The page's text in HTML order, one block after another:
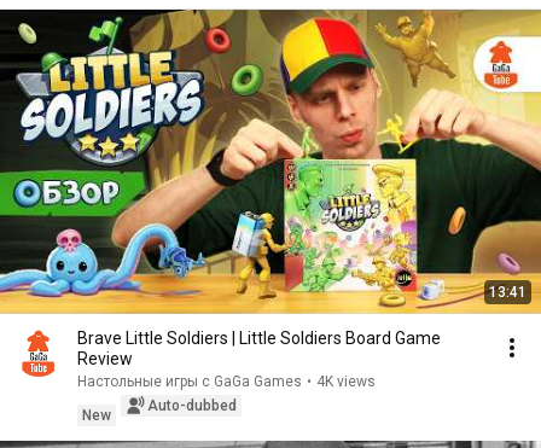
13:41
Brave Little Soldiers | Little Soldiers Board Game
Review
Настольные игры с GaGa Games • 4K views
New
Auto-dubbed